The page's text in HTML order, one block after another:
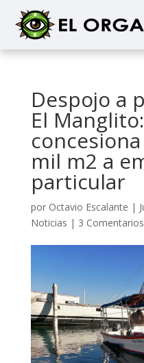
Despojo a
El
mil m2 a
particular
por Octavio Escalante |
Noticias | 3 Comentarios